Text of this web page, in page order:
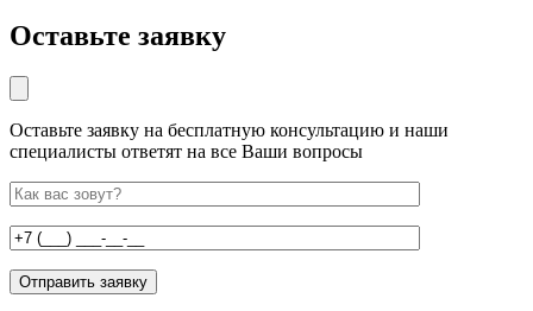
Оставьте заявку
Оставьте заявку на бесплатную консультацию и наши
специалисты ответят на все Ваши вопросы